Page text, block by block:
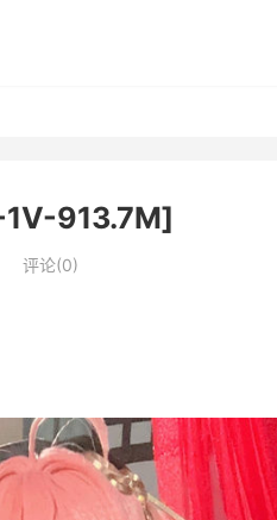
1V-913.7M]
评论(0)